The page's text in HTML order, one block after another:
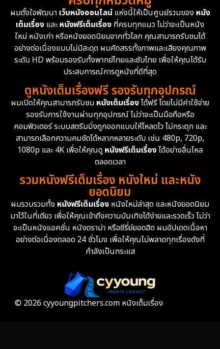
ผมตั้งใจพัฒนา เว็บหนังออนไลน์แห่งนี้ให้เป็นศูนย์รวมของ หนัง
เต็มเรื่อง และหนังฟรีเต็มเรื่อง ที่ครบทุกแนว ไม่ว่าจะเป็นหนัง
ใหม่ หนังเก่า หรือหนังยอดนิยมจากทั่วโลก คุณสามารถรับชมได้
อย่างต่อเนื่องแบบไม่มีสะดุด ผมคัดสรรทั้งภาพและเสียงคุณภาพ
ระดับ HD พร้อมรองรับทั้งพากย์ไทยและซับไทย เพื่อให้คุณได้รับ
ประสบการณ์การดูหนังที่ดีที่สุด
ดูหนังเต็มเรื่องฟรี รองรับทุกอุปกรณ์
ผมเปิดให้คุณสามารถรับชม หนังเต็มเรื่องได้ฟรี โดยไม่มีค่าใช้จ่าย
รองรับการใช้งานผ่านทุกอุปกรณ์ ไม่ว่าจะเป็นมือถือหรือ
คอมพิวเตอร์ ระบบสตรีมมิ่งถูกออกแบบให้โหลดไว ไม่กระตุก และ
สามารถเลือกความคมชัดได้หลากหลายระดับ เช่น 480p, 720p,
1080p และ 4K เพื่อให้คุณดูหนังฟรีเต็มเรื่องได้อย่างลื่นไหล
ตลอดเวลา
รวมหนังฟรีเต็มเรื่อง หนังใหม่ และหนัง
ยอดนิยม
ผมรวบรวมทั้ง หนังฟรีเต็มเรื่อง หนังใหม่ล่าสุด และหนังยอดนิยม
มาไว้ในที่เดียว เพื่อให้คุณเข้าถึงความบันเทิงได้ง่ายและรวดเร็ว ไม่ว่า
จะเป็นหนังแอคชั่น หนังดราม่า หรือซีรี่ย์ยอดฮิต ผมอัปเดตเนื้อหา
อย่างต่อเนื่องตลอด 24 ชั่วโมง เพื่อให้คุณไม่พลาดทุกเรื่องดังที่
กำลังเป็นกระแส
© 2026 cyyoungpitchers.com หนังเต็มเรื่อง